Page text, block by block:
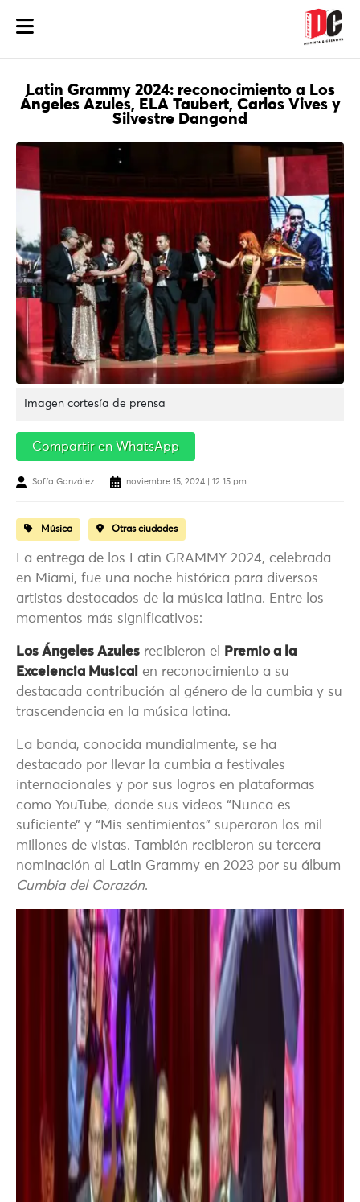
Latin Grammy 2024: reconocimiento a Los
Ángeles Azules, ELA Taubert, Carlos Vives y
Silvestre Dangond
Imagen cortesía de prensa
Compartir en WhatsApp
Sofía González noviembre 15, 2024 | 12:15 pm
Música Otras ciudades
La entrega de los Latin GRAMMY 2024, celebrada
en Miami, fue una noche histórica para diversos
artistas destacados de la música latina. Entre los
momentos más significativos:
Los Ángeles Azules recibieron el
Premio a la
Excelencia Musical en reconocimiento a su
destacada contribución al género de la cumbia y su
trascendencia en la música latina.
La banda, conocida mundialmente, se ha
destacado por llevar la cumbia a festivales
internacionales y por sus logros en plataformas
como YouTube, donde sus videos “Nunca es
suficiente” y “Mis sentimientos” superaron los mil
millones de vistas. También recibieron su tercera
nominación al Latin Grammy en 2023 por su álbum
Cumbia del Corazón.